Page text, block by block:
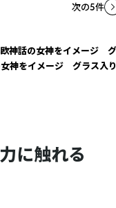
次の5件
話の女神をイメージ グ
神をイメージ グラス入
に触れる